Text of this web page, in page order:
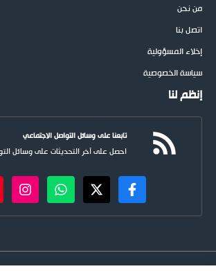
من نحن
اتصل بنا
إخلاء المسؤولية
سياسة الخصوصية
إنظم لنا
تابعنا على وسائل التواصل الاجتماعي
احصل على آخر التحديثات على وسائل